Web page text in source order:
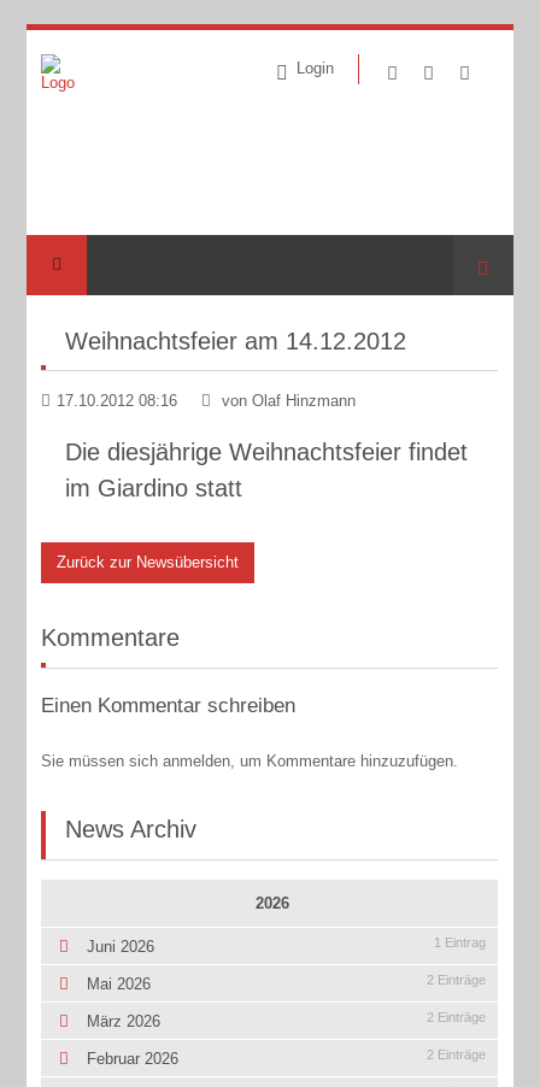
Login
Suche
Weihnachtsfeier am 14.12.2012
17.10.2012 08:16 von Olaf Hinzmann
Die diesjährige Weihnachtsfeier findet
im Giardino statt
Zurück zur Newsübersicht
Kommentare
Einen Kommentar schreiben
Sie müssen sich anmelden, um Kommentare hinzuzufügen.
News Archiv
2026
Juni 2026 1 Eintrag
Mai 2026 2 Einträge
März 2026 2 Einträge
Februar 2026 2 Einträge